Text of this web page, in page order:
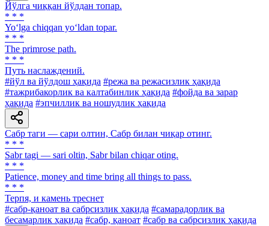
Йўлга чиққан йўлдан топар.
* * *
Yo‘lga chiqqan yo‘ldan topar.
* * *
The primrose path.
* * *
Путь наслаждений.
#йўл ва йўлдош ҳақида #режа ва режасизлик ҳақида
#тажрибакорлик ва калтабинлик ҳақида #фойда ва зарар
ҳақида #эпчиллик ва ношудлик ҳақида
Сабр таги — сари олтин, Сабр билан чиқар отинг.
* * *
Sabr tagi — sari oltin, Sabr bilan chiqar oting.
* * *
Patience, money and time bring all things to pass.
* * *
Терпя, и камень треснет
#сабр-қаноат ва сабрсизлик ҳақида #самарадорлик ва
бесамарлик ҳақида #сабр, қаноат #сабр ва сабрсизлик ҳақида